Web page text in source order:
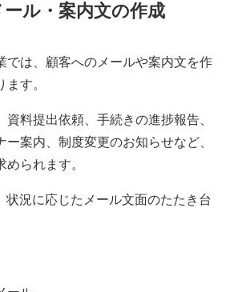
ル・案内文の作成
では、顧客へのメールや案内文を作
す。
料提出依頼、手続きの進捗報告、
案内、制度変更のお知らせなど、
られます。
状況に応じたメール文面のたたき台